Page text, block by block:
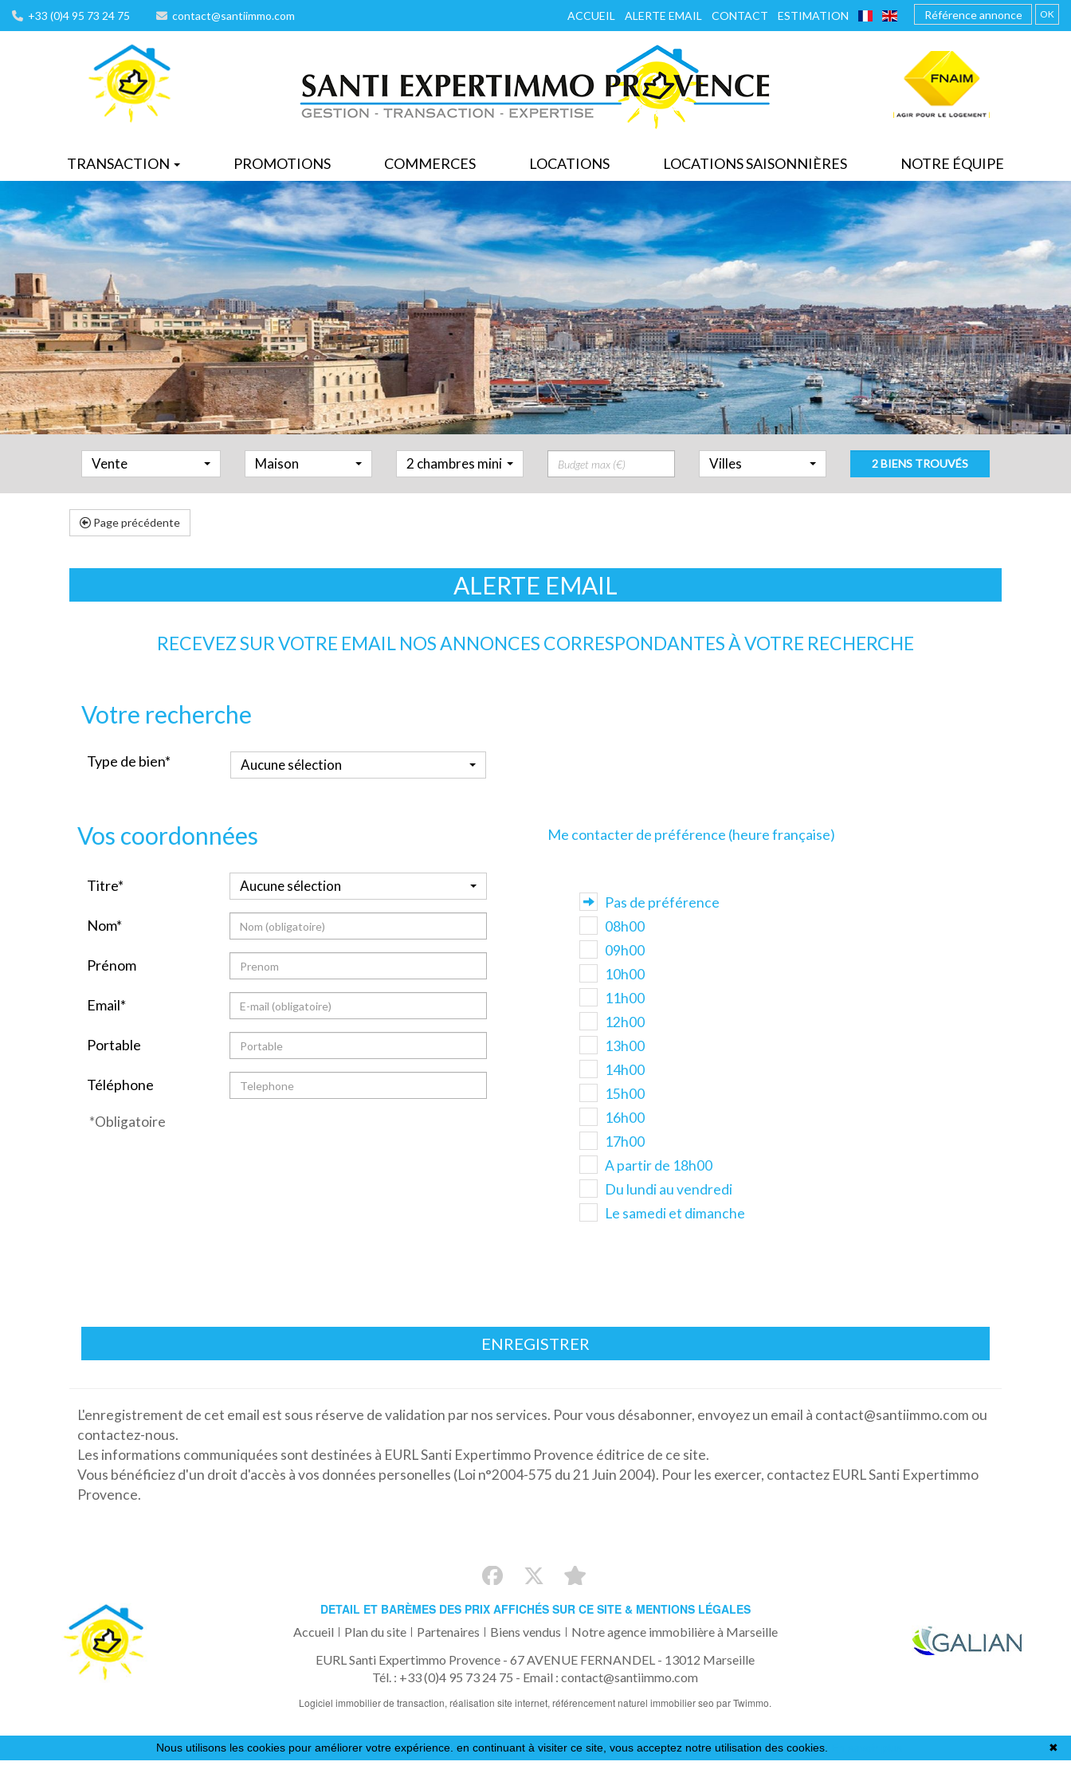
+33 (0)4 95 73 24 75 contact@santiimmo.com FRANÇAISENGLISH
ACCUEIL ALERTE EMAIL CONTACT ESTIMATION OK
TRANSACTION PROMOTIONS COMMERCES LOCATIONS LOCATIONS SAISONNIÈRES NOTRE ÉQUIPE
Vente Maison 2 chambres mini Prix Villes 2 BIENS TROUVÉS
Page précédente
ALERTE EMAIL
RECEVEZ SUR VOTRE EMAIL NOS ANNONCES CORRESPONDANTES À VOTRE RECHERCHE
Votre recherche
Type de bien* #typecategorie
Aucune sélection
Vos coordonnées
Titre* Titre
Aucune sélection
Nom* Nom
Prénom Prénom
Email* Email
Portable Portable
Téléphone Téléphone
*Obligatoire
Me contacter de préférence (heure française)
Pas de préférence
08h00
09h00
10h00
11h00
12h00
13h00
14h00
15h00
16h00
17h00
A partir de 18h00
Du lundi au vendredi
Le samedi et dimanche
ENREGISTRER
L'enregistrement de cet email est sous réserve de validation par nos services. Pour vous désabonner, envoyez un email à contact@santiimmo.com ou
contactez-nous.
Les informations communiquées sont destinées à EURL Santi Expertimmo Provence éditrice de ce site.
Vous bénéficiez d'un droit d'accès à vos données personelles (Loi n°2004-575 du 21 Juin 2004). Pour les exercer, contactez EURL Santi Expertimmo
Provence.
DETAIL ET BARÈMES DES PRIX AFFICHÉS SUR CE SITE & MENTIONS LÉGALES
Accueil Plan du site Partenaires Biens vendus
Notre agence immobilière à Marseille
EURL Santi Expertimmo Provence - 67 AVENUE FERNANDEL - 13012 Marseille
Tél. : +33 (0)4 95 73 24 75 - Email : contact@santiimmo.com
Logiciel immobilier de transaction,réalisation site internet,référencement naturel immobilier seopar Twimmo.
✖
Nous utilisons les cookies pour améliorer votre expérience. en continuant à visiter ce site, vous acceptez notre utilisation des cookies.